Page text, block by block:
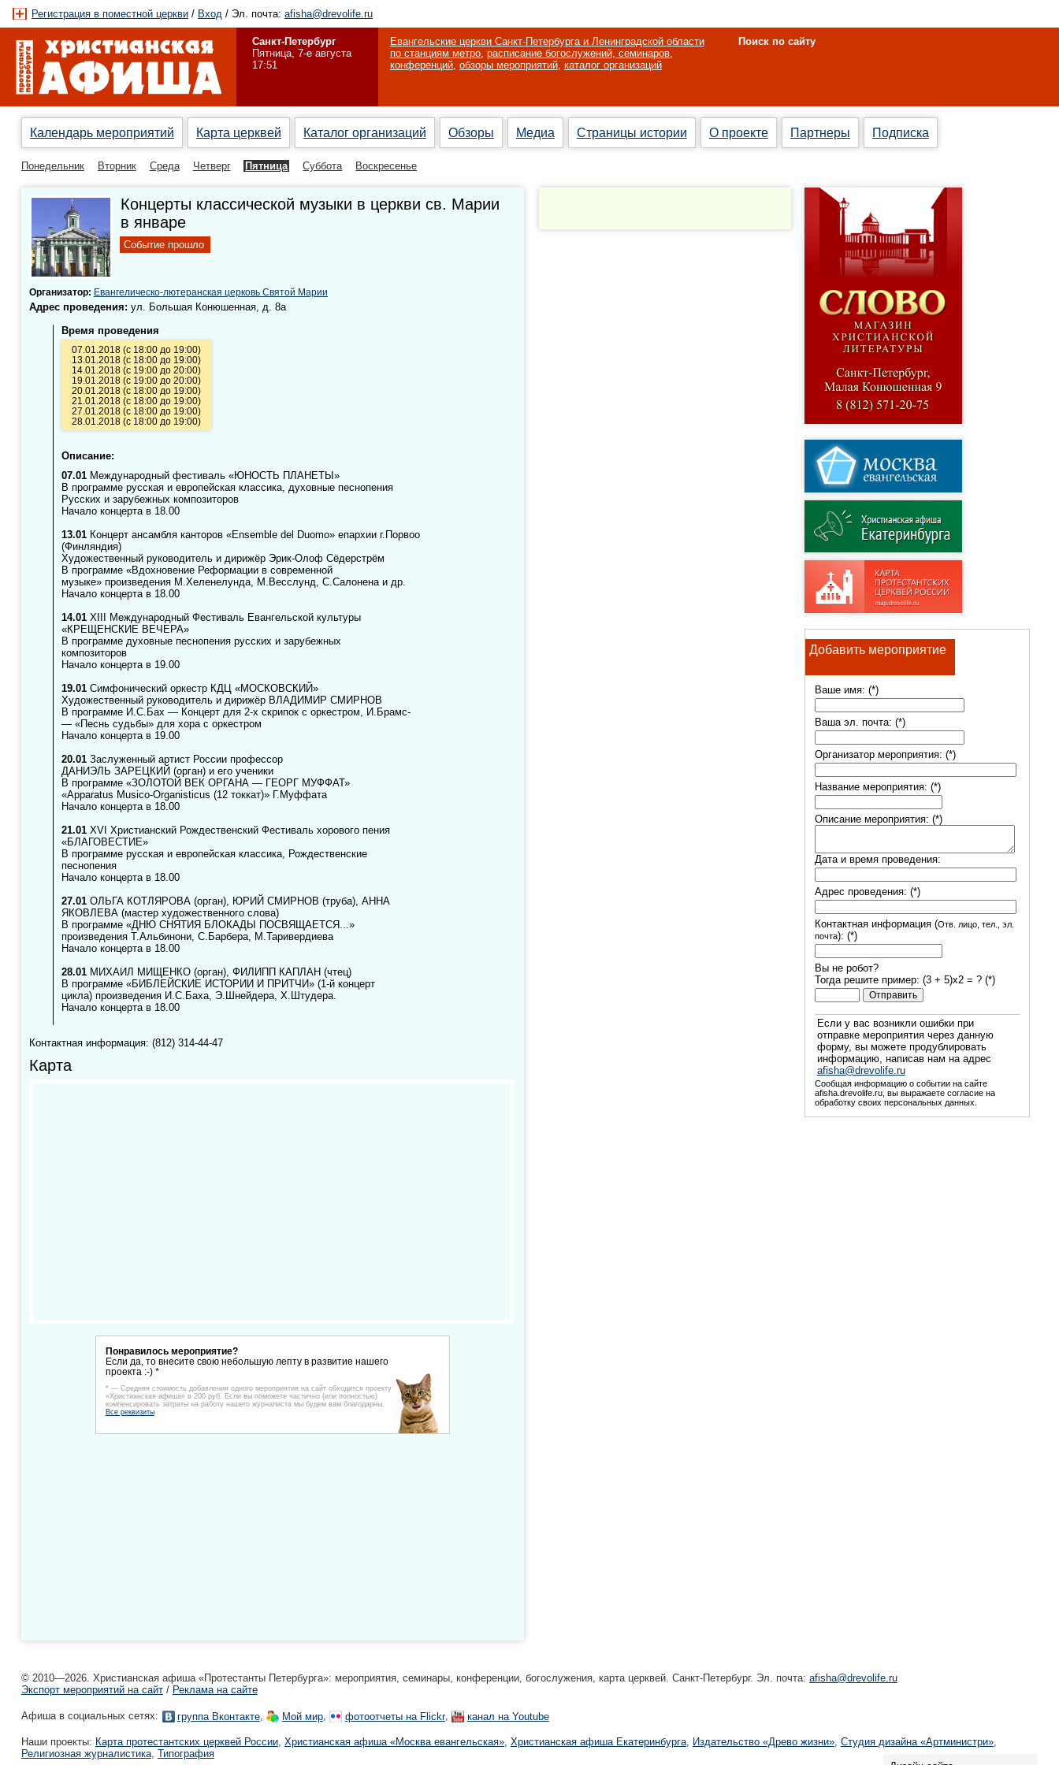
Регистрация в поместной церкви / Вход / Эл. почта: afisha@drevolife.ru
Санкт-Петербург
Пятница, 7-е августа
17:51
Евангельские церкви Санкт-Петербурга и Ленинградской области
по станциям метро, расписание богослужений, семинаров,
конференций, обзоры мероприятий, каталог организаций
Поиск по сайту
Календарь мероприятий Карта церквей Каталог организаций Обзоры Медиа Страницы истории О проекте Партнеры Подписка
Понедельник Вторник Среда Четверг Пятница Суббота Воскресенье
Концерты классической музыки в церкви св. Марии
в январе
Событие прошло
Организатор: Евангелическо-лютеранская церковь Святой Марии
Адрес проведения: ул. Большая Конюшенная, д. 8а
Время проведения
07.01.2018 (с 18:00 до 19:00)
13.01.2018 (с 18:00 до 19:00)
14.01.2018 (с 19:00 до 20:00)
19.01.2018 (с 19:00 до 20:00)
20.01.2018 (с 18:00 до 19:00)
21.01.2018 (с 18:00 до 19:00)
27.01.2018 (с 18:00 до 19:00)
28.01.2018 (с 18:00 до 19:00)
Описание:
07.01Международный фестиваль «ЮНОСТЬ ПЛАНЕТЫ»
В программе русская и европейская классика, духовные песнопения
Русских и зарубежных композиторов
Начало концерта в 18.00
13.01 Концерт ансамбля канторов «Ensemble del Duomo» епархии г.Порвоо
(Финляндия)
Художественный руководитель и дирижёр Эрик-Олоф Сёдерстрём
В программе «Вдохновение Реформации в современной
музыке» произведения М.Хеленелунда, М.Весслунд, С.Салонена и др.
Начало концерта в 18.00
14.01XIII Международный Фестиваль Евангельской культуры
«КРЕЩЕНСКИЕ ВЕЧЕРА»
В программе духовные песнопения русских и зарубежных
композиторов
Начало концерта в 19.00
19.01Симфонический оркестр КДЦ «МОСКОВСКИЙ»
Художественный руководитель и дирижёр ВЛАДИМИР СМИРНОВ
В программе И.С.Бах — Концерт для 2-х скрипок с оркестром, И.Брамс-
— «Песнь судьбы» для хора с оркестром
Начало концерта в 19.00
20.01Заслуженный артист России профессор
ДАНИЭЛЬ ЗАРЕЦКИЙ (орган) и его ученики
В программе «ЗОЛОТОЙ ВЕК ОРГАНА — ГЕОРГ МУФФАТ»
«Apparatus Musico-Organisticus (12 токкат)» Г.Муффата
Начало концерта в 18.00
21.01XVI Христианский Рождественский Фестиваль хорового пения
«БЛАГОВЕСТИЕ»
В программе русская и европейская классика, Рождественские
песнопения
Начало концерта в 18.00
27.01ОЛЬГА КОТЛЯРОВА (орган), ЮРИЙ СМИРНОВ (труба), АННА
ЯКОВЛЕВА (мастер художественного слова)
В программе «ДНЮ СНЯТИЯ БЛОКАДЫ ПОСВЯЩАЕТСЯ...»
произведения Т.Альбинони, С.Барбера, М.Таривердиева
Начало концерта в 18.00
28.01МИХАИЛ МИЩЕНКО (орган), ФИЛИПП КАПЛАН (чтец)
В программе «БИБЛЕЙСКИЕ ИСТОРИИ И ПРИТЧИ» (1-й концерт
цикла) произведения И.С.Баха, Э.Шнейдера, Х.Штудера.
Начало концерта в 18.00
Контактная информация: (812) 314-44-47
Карта
Понравилось мероприятие?
Если да, то внесите свою небольшую лепту в развитие нашего
проекта :-) *
* — Средняя стоимость добавления одного мероприятия на сайт обходится проекту
«Христианская афиша» в 200 руб. Если вы поможете частично (или полностью)
компенсировать затраты на работу нашего журналиста мы будем вам благодарны.
Все реквизиты
Добавить мероприятие
Ваше имя: (*)
Ваша эл. почта: (*)
Организатор мероприятия: (*)
Название мероприятия: (*)
Описание мероприятия: (*)
Дата и время проведения:
Адрес проведения: (*)
Контактная информация (Отв. лицо, тел., эл.
почта): (*)
Вы не робот?
Тогда решите пример: (3 + 5)х2 = ? (*)
Если у вас возникли ошибки при
отправке мероприятия через данную
форму, вы можете продублировать
информацию, написав нам на адрес
afisha@drevolife.ru
Сообщая информацию о событии на сайте
afisha.drevolife.ru, вы выражаете согласие на
обработку своих персональных данных.
© 2010—2026. Христианская афиша «Протестанты Петербурга»: мероприятия, семинары, конференции, богослужения, карта церквей. Санкт-Петербург. Эл. почта: afisha@drevolife.ru
Экспорт мероприятий на сайт/ Реклама на сайте
Афиша в социальных сетях: группа Вконтакте, Мой мир, фотоотчеты на Flickr, канал на Youtube
Наши проекты: Карта протестантских церквей России, Христианская афиша «Москва евангельская», Христианская афиша Екатеринбургa, Издательство «Древо жизни», Студия дизайна «Артминистри»,
Религиозная журналистика, Типография